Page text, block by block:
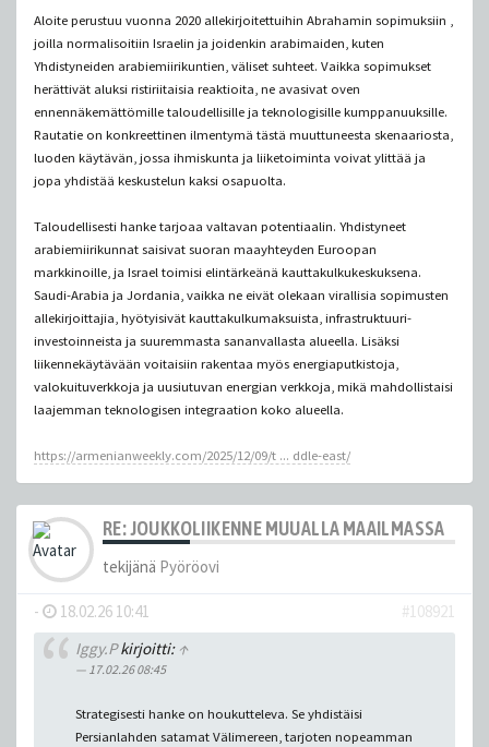
Aloite perustuu vuonna 2020 allekirjoitettuihin Abrahamin sopimuksiin ,
joilla normalisoitiin Israelin ja joidenkin arabimaiden, kuten
Yhdistyneiden arabiemiirikuntien, väliset suhteet. Vaikka sopimukset
herättivät aluksi ristiriitaisia ​​​​reaktioita, ne avasivat oven
ennennäkemättömille taloudellisille ja teknologisille kumppanuuksille.
Rautatie on konkreettinen ilmentymä tästä muuttuneesta skenaariosta,
luoden käytävän, jossa ihmiskunta ja liiketoiminta voivat ylittää ja
jopa yhdistää keskustelun kaksi osapuolta.
Taloudellisesti hanke tarjoaa valtavan potentiaalin. Yhdistyneet
arabiemiirikunnat saisivat suoran maayhteyden Euroopan
markkinoille, ja Israel toimisi elintärkeänä kauttakulkukeskuksena.
Saudi-Arabia ja Jordania, vaikka ne eivät olekaan virallisia sopimusten
allekirjoittajia, hyötyisivät kauttakulkumaksuista, infrastruktuuri-
investoinneista ja suuremmasta sananvallasta alueella. Lisäksi
liikennekäytävään voitaisiin rakentaa myös energiaputkistoja,
valokuituverkkoja ja uusiutuvan energian verkkoja, mikä mahdollistaisi
laajemman teknologisen integraation koko alueella.
https://armenianweekly.com/2025/12/09/t ... ddle-east/
RE: JOUKKOLIIKENNE MUUALLA MAAILMASSA
tekijänä Pyöröovi
- 18.02.26 10:41
#108921
Iggy.Pkirjoitti: ↑
17.02.26 08:45
Strategisesti hanke on houkutteleva. Se yhdistäisi
Persianlahden satamat Välimereen, tarjoten nopeamman